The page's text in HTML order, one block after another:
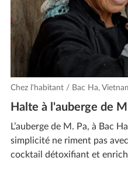
Chez l'habitant / Bac Ha,
Halte à l'auberge de
L’auberge de M. Pa, à Bac
simplicité ne riment pas
cocktail détoxifiant et